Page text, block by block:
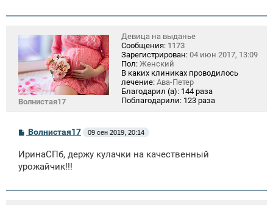
Волнистая17
Девица на выданье
Сообщения: 1173
Зарегистрирован: 04 июн 2017, 13:09
Пол: Женский
В каких клиниках проводилось
лечение: Ава-Петер
Благодарил (а): 144 раза
Поблагодарили: 123 раза
С
б
щ
и
Волнистая17 09 сен 2019, 20:14
ИринаСПб, держу кулачки на качественный
урожайчик!!!